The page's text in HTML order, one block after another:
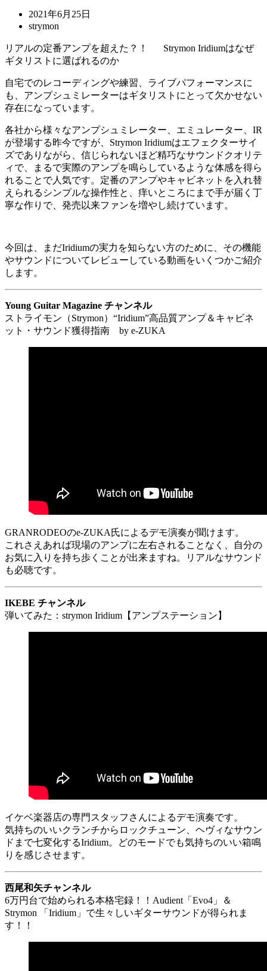
2021年6月25日
strymon
リアルの定番アンプを超えた？！ Strymon Iridiumはなぜ
ギタリストに選ばれるのか
自宅でのレコーディングや練習、ライブパフォーマンスに
も、アンプシュミレーターはギタリストにとって欠かせない
存在になっています。
各社から様々なアンプシュミレーター、エミュレーター、IR
が登場する昨今ですが、Strymon Iridiumはエフェクターサイ
ズでありながら、信じられないほど精巧なサウンドクオリテ
ィで、まるで実際のアンプを鳴らしているような体感を得ら
れることで人気です。定番のアンプやキャビネットを入れ替
えられるシンプルな操作性と、痒いところにまで手が届く丁
寧な作りで、発売以来ファンを増やし続けています。
今回は、まだIridiumの実力を知らない方のために、その機能
やサウンドについてレビューしている動画をいくつかご紹介
します。
Young Guitar Magazine チャンネル
ストライモン（Strymon）“Iridium”高品質アンプ＆キャビネ
ット・サウンド獲得指南 by e-ZUKA
GRANRODEOのe-ZUKA氏によるデモ演奏が聞けます。
これさえあれば現場のアンプに左右されることなく、自分の
お気に入りを持ち歩くことが出来ますね。リアルなサウンド
も必聴です。
IKEBE チャンネル
弾いてみた：strymon Iridium【アンプステーション】
イケベ楽器店の専門スタッフさんによるデモ演奏です。
気持ちのいいクランチからロックチューン、ヘヴィなサウン
ドまで七変化するIridium。どのモードでも気持ちのいい箱鳴
りを感じさせます。
西尾和矢チャンネル
6万円台で始められる本格宅録！！Audient「Evo4」＆
Strymon 「Iridium」で生々しいギターサウンドが得られま
す！！